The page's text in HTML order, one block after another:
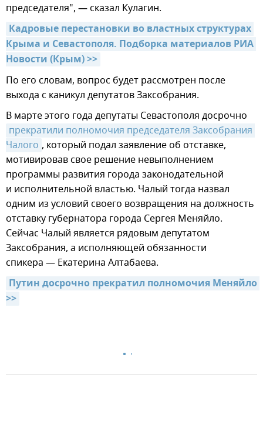
председателя", — сказал Кулагин.
Кадровые перестановки во властных структурах
Крыма и Севастополя. Подборка материалов РИА
Новости (Крым) >>
По его словам, вопрос будет рассмотрен после
выхода с каникул депутатов Заксобрания.
В марте этого года депутаты Севастополя досрочно
прекратили полномочия председателя Заксобрания
Чалого , который подал заявление об отставке,
мотивировав свое решение невыполнением
программы развития города законодательной
и исполнительной властью. Чалый тогда назвал
одним из условий своего возвращения на должность
отставку губернатора города Сергея Меняйло.
Сейчас Чалый является рядовым депутатом
Заксобрания, а исполняющей обязанности
спикера — Екатерина Алтабаева.
Путин досрочно прекратил полномочия Меняйло
>>